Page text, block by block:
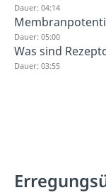
Dauer: 04:14
Dauer: 05:00
Was sind
Dauer: 03:55